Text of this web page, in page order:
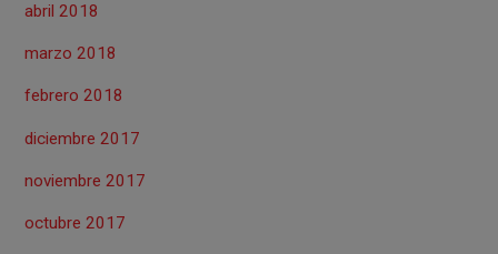
abril 2018
marzo 2018
febrero 2018
diciembre 2017
noviembre 2017
octubre 2017